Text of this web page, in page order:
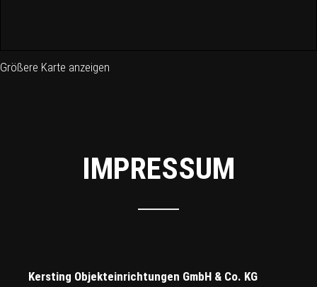
Größere Karte anzeigen
IMPRESSUM
Kersting Objekteinrichtungen GmbH & Co. KG